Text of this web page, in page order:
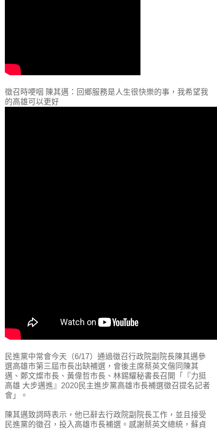
徵召時哽咽 陳其邁：回鄉服務是人生很快樂的事，我希望我
的高雄可以更好
民進黨中常會今天（6/17）通過徵召行政院副院長陳其邁參
選高雄市第三屆市長出缺補選，會後主席蔡英文偕同陳其
邁、鄭文燦市長、黃偉哲市長、林錫耀秘書長召開「『力挺
高雄 大步邁進』2020民主進步黨高雄市長補選徵召提名記者
會」。
陳其邁致詞時表示，他已辭去行政院副院長工作，並且接受
民進黨的徵召，投入高雄市長補選。感謝蔡英文總統，蘇貞